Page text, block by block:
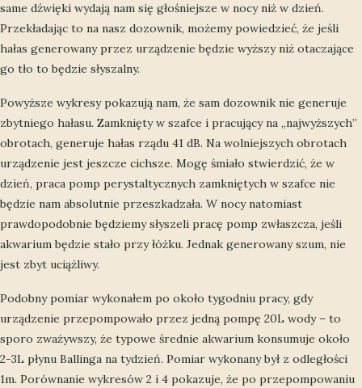
same dźwięki wydają nam się głośniejsze w nocy niż w dzień.
Przekładając to na nasz dozownik, możemy powiedzieć, że jeśli
hałas generowany przez urządzenie będzie wyższy niż otaczające
go tło to będzie słyszalny.
Powyższe wykresy pokazują nam, że sam dozownik nie generuje
zbytniego hałasu. Zamknięty w szafce i pracujący na „najwyższych”
obrotach, generuje hałas rządu 41 dB. Na wolniejszych obrotach
urządzenie jest jeszcze cichsze. Mogę śmiało stwierdzić, że w
dzień, praca pomp perystaltycznych zamkniętych w szafce nie
będzie nam absolutnie przeszkadzała. W nocy natomiast
prawdopodobnie będziemy słyszeli pracę pomp zwłaszcza, jeśli
akwarium będzie stało przy łóżku. Jednak generowany szum, nie
jest zbyt uciążliwy.
Podobny pomiar wykonałem po około tygodniu pracy, gdy
urządzenie przepompowało przez jedną pompę 20L wody – to
sporo zważywszy, że typowe średnie akwarium konsumuje około
2-3L płynu Ballinga na tydzień. Pomiar wykonany był z odległości
1m. Porównanie wykresów 2 i 4 pokazuje, że po przepompowaniu